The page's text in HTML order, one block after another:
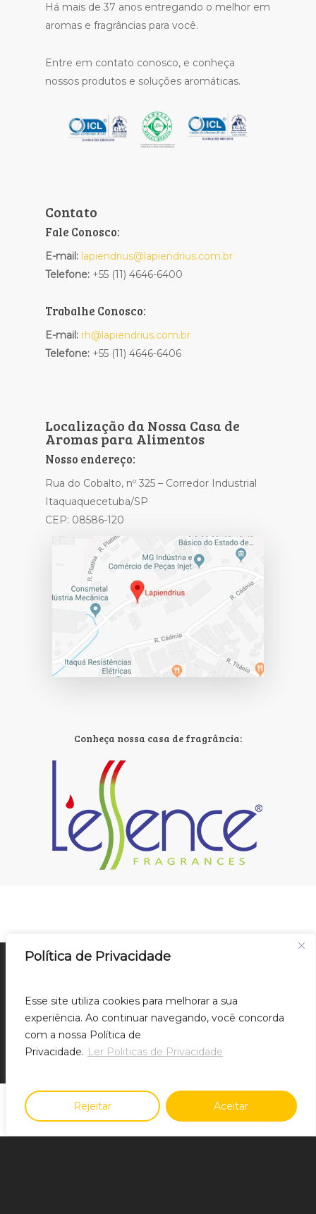
Política de Privacidade
Esse site utiliza cookies para melhorar a sua
experiência. Ao continuar navegando, você concorda
com a nossa Política de
Privacidade. Ler Politicas de Privacidade
Rejeitar Aceitar
Há mais de 37 anos entregando o melhor em
aromas e fragrâncias para você.
Entre em contato conosco, e conheça
nossos produtos e soluções aromáticas.
Contato
Fale Conosco:
E-mail: lapiendrius@lapiendrius.com.br
Telefone: +55 (11) 4646-6400
Trabalhe Conosco:
E-mail: rh@lapiendrius.com.br
Telefone: +55 (11) 4646-6406
Localização da Nossa Casa de
Aromas para Alimentos
Nosso endereço:
Rua do Cobalto, nº 325 – Corredor Industrial
Itaquaquecetuba/SP
CEP: 08586-120
Conheça nossa casa de fragrância:
Home
Clique aqui para acessar relatório de
transparência e Igualdade Salarial de
Mulheres e Homens - 2º Semestre 2025
Apresentação Institucional
Home Sobre nós Produtos Tendências Contato